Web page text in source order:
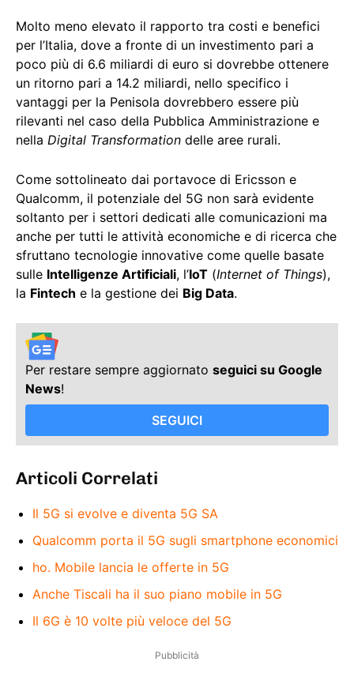
Molto meno elevato il rapporto tra costi e benefici
per l’Italia, dove a fronte di un investimento pari a
poco più di 6.6 miliardi di euro si dovrebbe ottenere
un ritorno pari a 14.2 miliardi, nello specifico i
vantaggi per la Penisola dovrebbero essere più
rilevanti nel caso della Pubblica Amministrazione e
nella Digital Transformation delle aree rurali.
Come sottolineato dai portavoce di Ericsson e
Qualcomm, il potenziale del 5G non sarà evidente
soltanto per i settori dedicati alle comunicazioni ma
anche per tutti le attività economiche e di ricerca che
sfruttano tecnologie innovative come quelle basate
sulle Intelligenze Artificiali, l’IoT (Internet of Things),
la Fintech e la gestione dei Big Data.
Per restare sempre aggiornato seguici su Google
News!
SEGUICI
Articoli Correlati
Il 5G si evolve e diventa 5G SA
Qualcomm porta il 5G sugli smartphone economici
ho. Mobile lancia le offerte in 5G
Anche Tiscali ha il suo piano mobile in 5G
Il 6G è 10 volte più veloce del 5G
Pubblicità